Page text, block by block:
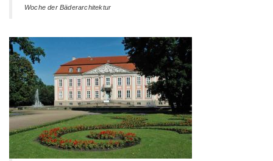
Woche der Bäderarchitektur